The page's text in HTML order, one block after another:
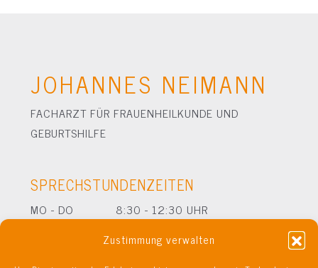
Zustimmung verwalten
JOHANNES NEIMANN
FACHARZT FÜR FRAUENHEILKUNDE UND
GEBURTSHILFE
SPRECHSTUNDENZEITEN
MO - DO
8:30 - 12:30 UHR
PRIVATSPRECHSTUNDE